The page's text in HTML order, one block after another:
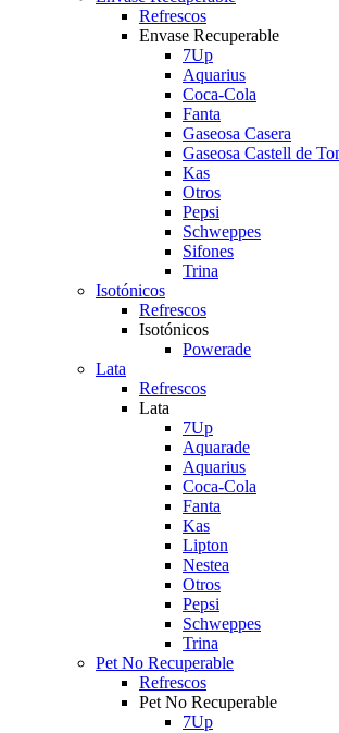
Refrescos
Envase Recuperable
7Up
Aquarius
Coca-Cola
Fanta
Gaseosa Casera
Gaseosa Castell de
Kas
Otros
Pepsi
Schweppes
Sifones
Trina
Isotónicos
Refrescos
Isotónicos
Powerade
Lata
Refrescos
Lata
7Up
Aquarade
Aquarius
Coca-Cola
Fanta
Kas
Lipton
Nestea
Otros
Pepsi
Schweppes
Trina
Pet No Recuperable
Refrescos
Pet No Recuperable
7Up